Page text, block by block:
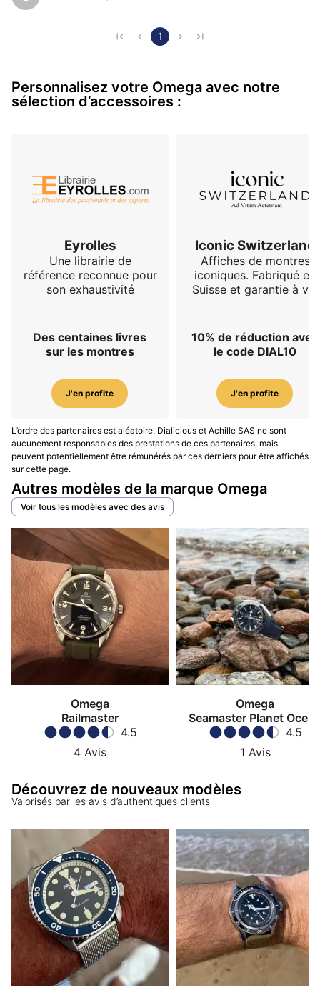
charme certain : couronne octogonale, sous cadrans
d'ailleurs là bas que je l'ai trouvée. Une pièce
superbe…
1
Personnalisez votre Omega avec notre
sélection d’accessoires :
Eyrolles
Une librairie de
référence reconnue pour
son exhaustivité
Des centaines livres
sur les montres
J'en profite
Iconic Switzerland
Affiches de montres
iconiques. Fabriqué en
Suisse et garantie à vie
10% de réduction avec
le code DIAL10
J'en profite
L’ordre des partenaires est aléatoire. Dialicious et Achille SAS ne sont
aucunement responsables des prestations de ces partenaires, mais
peuvent potentiellement être rémunérés par ces derniers pour être affichés
sur cette page.
Autres modèles de la marque Omega
Voir tous les modèles avec des avis
Omega
Railmaster
4.5
4 Avis
Omega
Seamaster Planet
600M Master
Chronometer GMT
4.5
1 Avis
Découvrez de nouveaux modèles
Valorisés par les avis d’authentiques clients